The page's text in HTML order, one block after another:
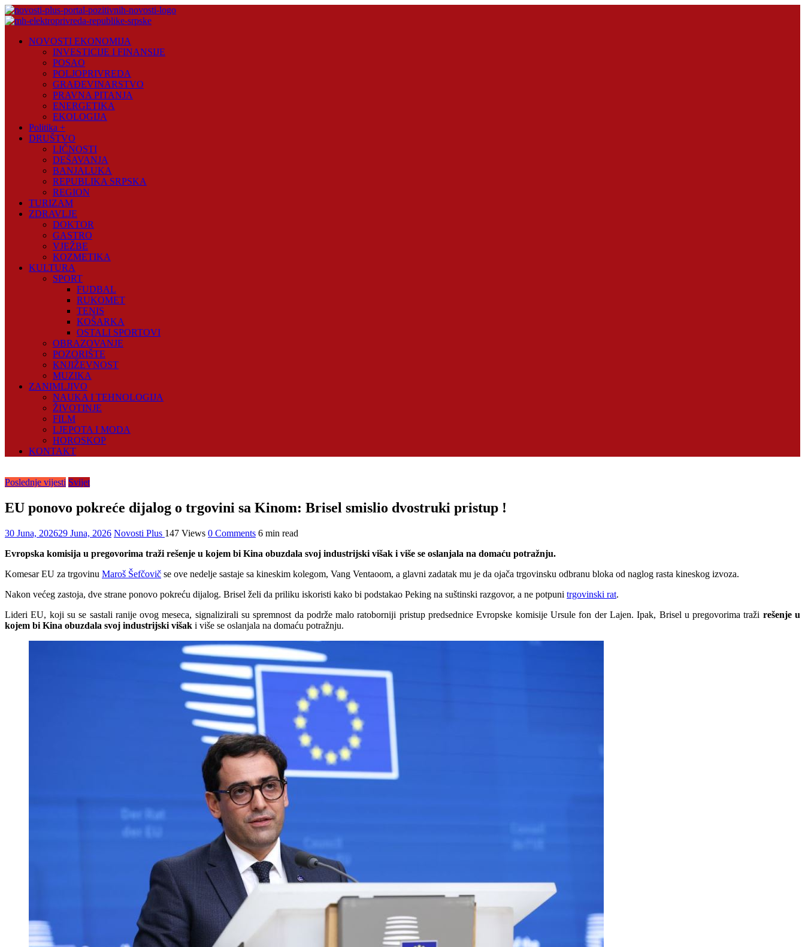
Skip
to
Plus
NOVOSTI EKONOMIJA
INVESTICIJE I FINANSIJE
POSAO
POLJOPRIVREDA
GRAĐEVINARSTVO
PRAVNA PITANJA
ENERGETIKA
EKOLOGIJA
Politika +
DRUŠTVO
LIČNOSTI
DEŠAVANJA
BANJALUKA
REPUBLIKA SRPSKA
REGION
TURIZAM
ZDRAVLJE
DOKTOR
GASTRO
VJEŽBE
KOZMETIKA
KULTURA
SPORT
FUDBAL
RUKOMET
TENIS
KOŠARKA
OSTALI SPORTOVI
OBRAZOVANJE
POZORIŠTE
KNJIŽEVNOST
MUZIKA
ZANIMLJIVO
NAUKA I TEHNOLOGIJA
ŽIVOTINJE
FILM
LJEPOTA I MODA
HOROSKOP
KONTAKT
Poslednje vijesti Svijet
EU ponovo pokreće dijalog o trgovini sa Kinom: Brisel smislio dvostruki pristup !
30 Juna, 202629 Juna, 2026 Novosti Plus 147 Views 0 Comments 6 min read
Evropska komisija u pregovorima traži rešenje u kojem bi Kina obuzdala svoj industrijski višak i više se oslanjala na domaću potražnju.
Komesar EU za trgovinu Maroš Šefčovič se ove nedelje sastaje sa kineskim kolegom, Vang Ventaoom, a glavni zadatak mu je da ojača trgovinsku odbranu bloka od naglog rasta kineskog izvoza.
Nakon većeg zastoja, dve strane ponovo pokreću dijalog. Brisel želi da priliku iskoristi kako bi podstakao Peking na suštinski razgovor, a ne potpuni trgovinski rat.
Lideri EU, koji su se sastali ranije ovog meseca, signalizirali su spremnost da podrže malo ratoborniji pristup predsednice Evropske komisije Ursule fon der Lajen. Ipak, Brisel u pregovorima traži rešenje u
kojem bi Kina obuzdala svoj industrijski višak i više se oslanjala na domaću potražnju.